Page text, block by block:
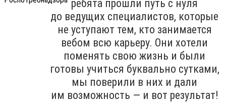
ребята прошли путь с нуля
до ведущих специалистов, которые
не уступают тем, кто занимается
вебом всю карьеру. Они хотели
поменять свою жизнь и были
готовы учиться буквально сутками,
мы поверили в них и дали
им возможность — и вот результат!